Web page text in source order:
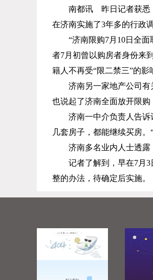
南都讯 昨日记者获悉
在济南实施了3年多的行政
“济南限购7月 10日全面
者7月初曾以购房者身份来
籍人不再受“限二禁三”的影
济南另一家地产公司有
也说起了济南全面放开限
济南一中介负责人告诉
几套房子，都能继续买房。
济南多名业内人士透露
记者了解到，早在7月 3
整的办法，待确定后实施。